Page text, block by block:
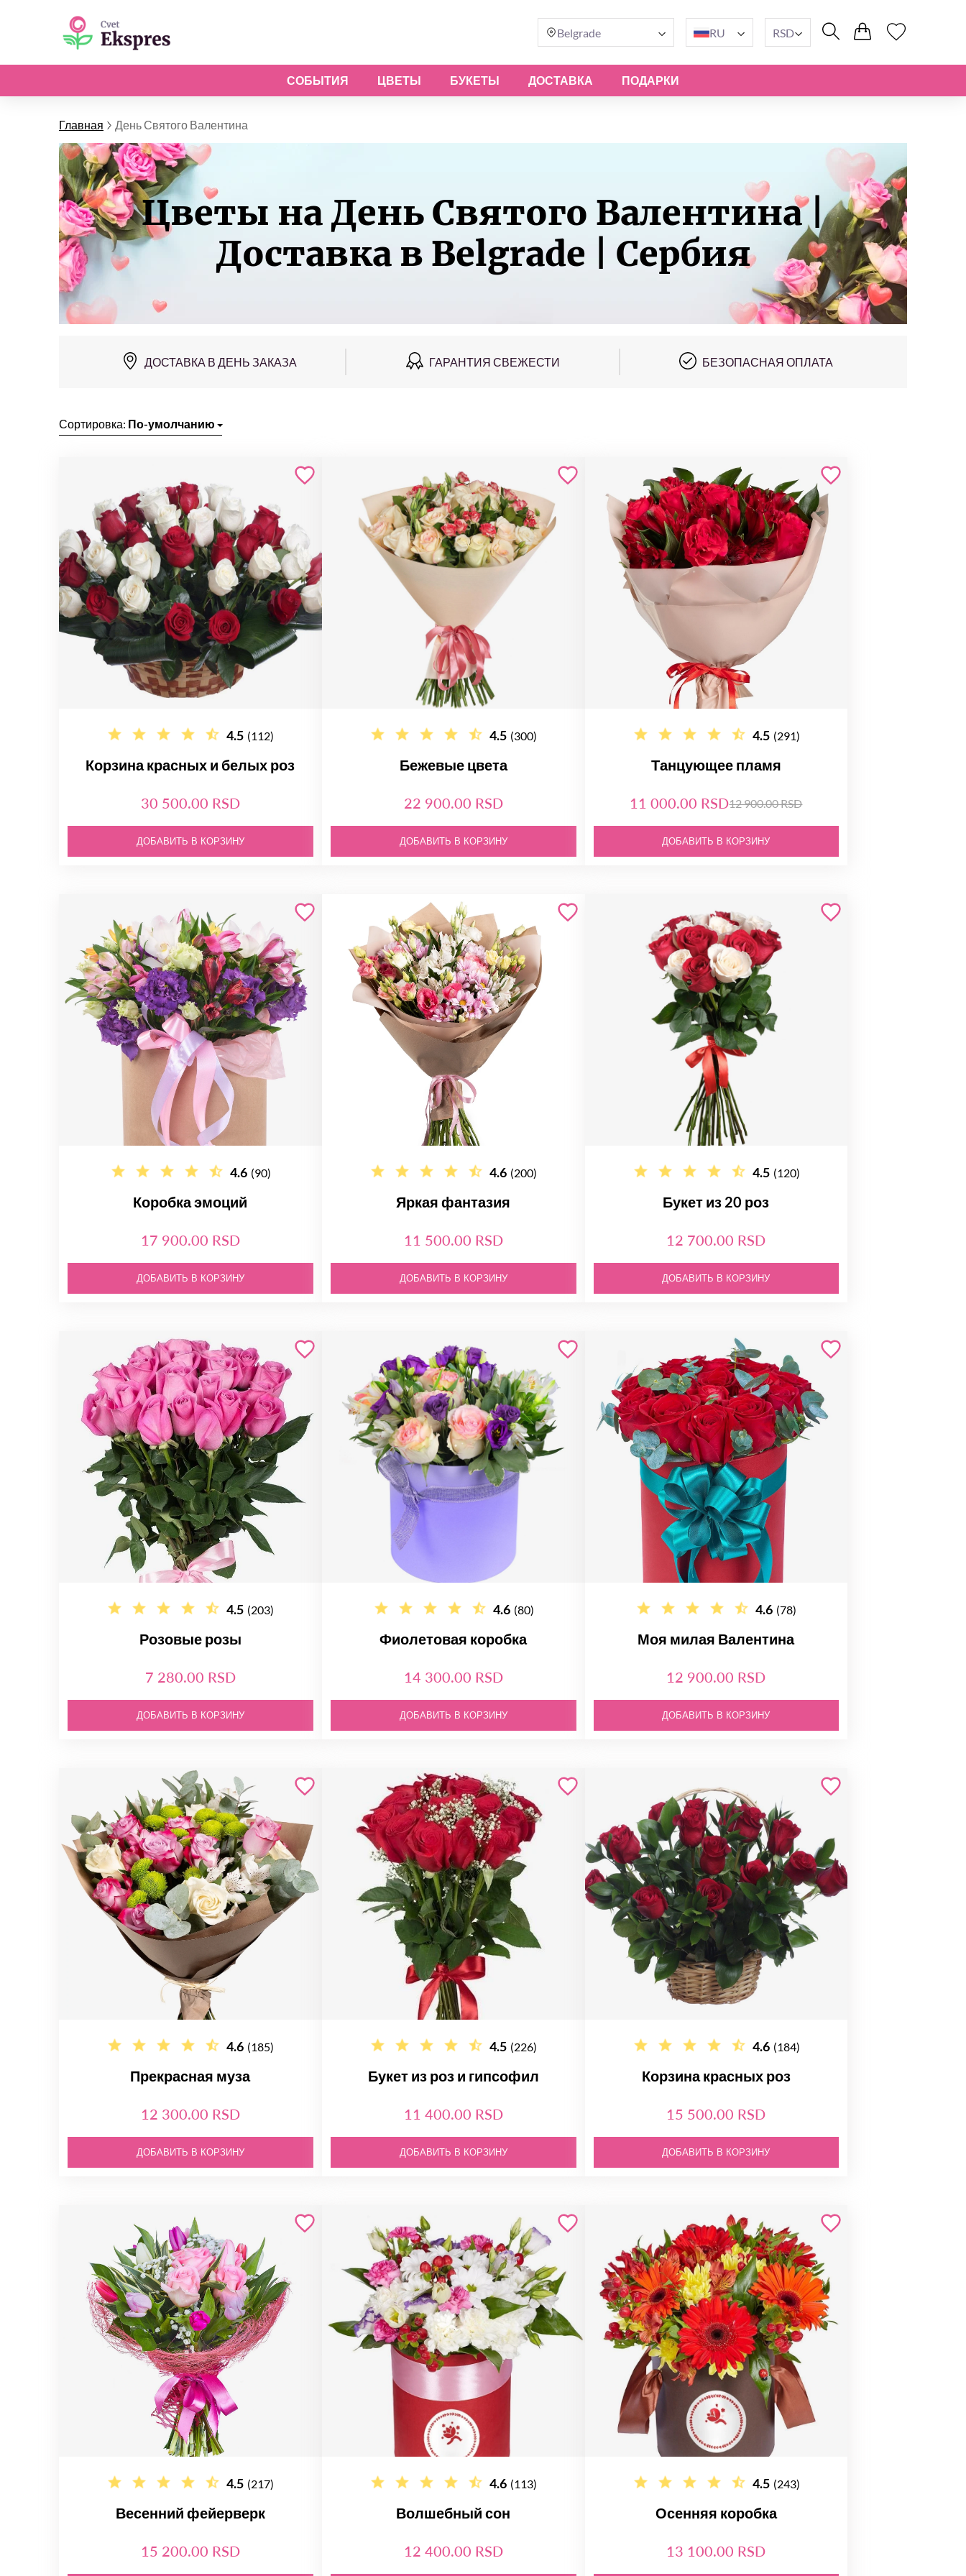
Belgrade RU RSD
СОБЫТИЯ ЦВЕТЫ БУКЕТЫ ДОСТАВКА ПОДАРКИ
Главная День Святого Валентина
Цветы на День Святого Валентина |
Доставка в Belgrade | Сербия
ДОСТАВКА В ДЕНЬ ЗАКАЗА ГАРАНТИЯ СВЕЖЕСТИ БЕЗОПАСНАЯ ОПЛАТА
Сортировка: По-умолчанию
4.5 (112)
Корзина красных и белых роз
30 500.00 RSD
ДОБАВИТЬ В КОРЗИНУ
4.5 (300)
Бежевые цвета
22 900.00 RSD
ДОБАВИТЬ В КОРЗИНУ
4.5 (291)
Танцующее пламя
11 000.00 RSD12 900.00 RSD
ДОБАВИТЬ В КОРЗИНУ
4.6 (90)
Коробка эмоций
17 900.00 RSD
ДОБАВИТЬ В КОРЗИНУ
4.6 (200)
Яркая фантазия
11 500.00 RSD
ДОБАВИТЬ В КОРЗИНУ
4.5 (120)
Букет из 20 роз
12 700.00 RSD
ДОБАВИТЬ В КОРЗИНУ
4.5 (203)
Розовые розы
7 280.00 RSD
ДОБАВИТЬ В КОРЗИНУ
4.6 (80)
Фиолетовая коробка
14 300.00 RSD
ДОБАВИТЬ В КОРЗИНУ
4.6 (78)
Моя милая Валентина
12 900.00 RSD
ДОБАВИТЬ В КОРЗИНУ
4.6 (185)
Прекрасная муза
12 300.00 RSD
ДОБАВИТЬ В КОРЗИНУ
4.5 (226)
Букет из роз и гипсофил
11 400.00 RSD
ДОБАВИТЬ В КОРЗИНУ
4.6 (184)
Корзина красных роз
15 500.00 RSD
ДОБАВИТЬ В КОРЗИНУ
4.5 (217)
Весенний фейерверк
15 200.00 RSD
4.6 (113)
Волшебный сон
12 400.00 RSD
4.5 (243)
Осенняя коробка
13 100.00 RSD